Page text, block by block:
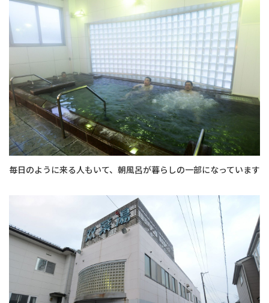
毎日のように来る人もいて、朝風呂が暮らしの一部になっています